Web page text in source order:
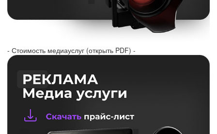
- Стоимость медиауслуг (открыть PDF) -